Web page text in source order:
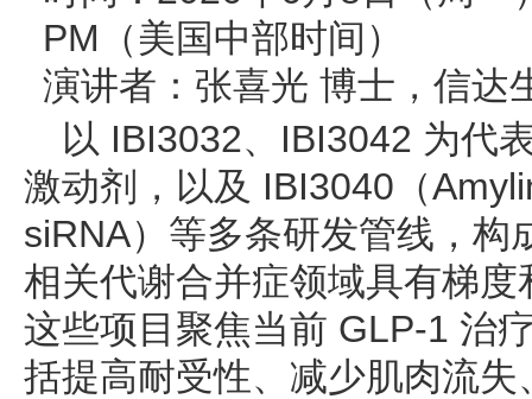
PM（美国中部时间）
演讲者：张喜光 博士，信达
以 IBI3032、IBI3042 为代
激动剂，以及 IBI3040（
siRNA）等多条研发管线，构
相关代谢合并症领域具有梯
这些项目聚焦当前 GLP‑1 治
括提高耐受性、减少肌肉流